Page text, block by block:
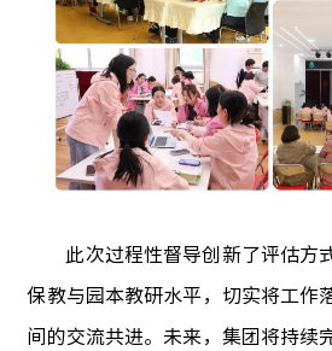
此次过程性督导创新了评估方
保教与园本教研水平，切实将工作
间的交流共进。未来，集团将持续